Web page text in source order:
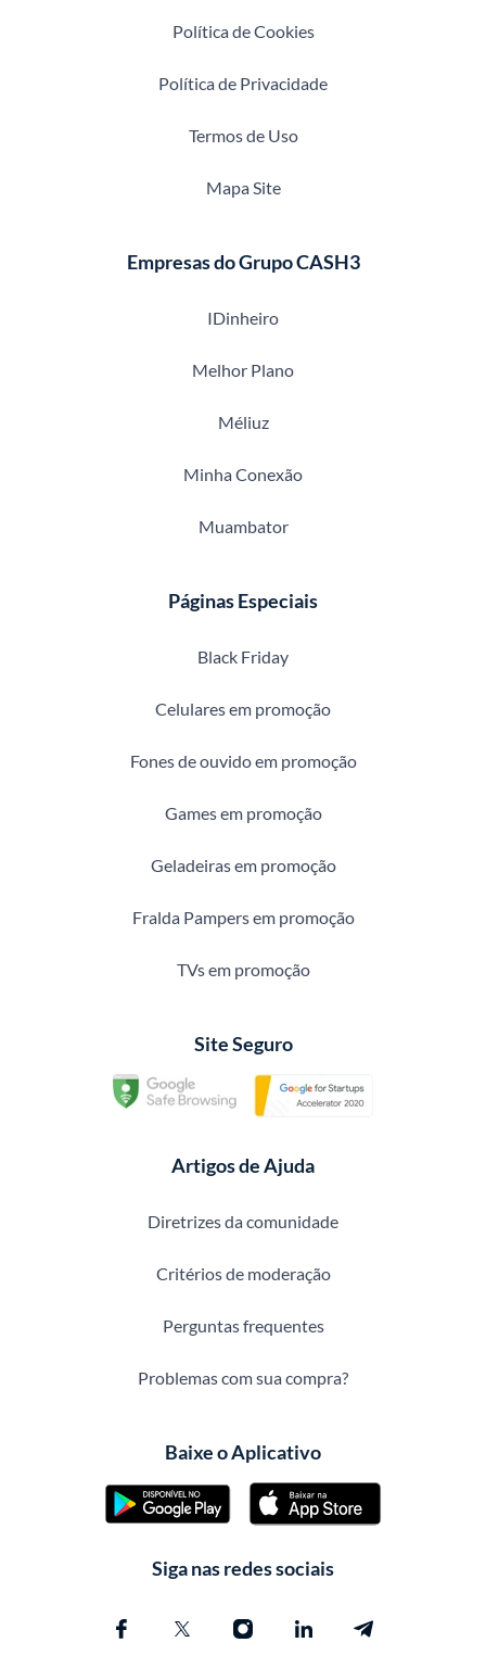
Política de Cookies
Política de Privacidade
Termos de Uso
Mapa Site
Empresas do Grupo CASH3
IDinheiro
Melhor Plano
Méliuz
Minha Conexão
Muambator
Páginas Especiais
Black Friday
Celulares em promoção
Fones de ouvido em promoção
Games em promoção
Geladeiras em promoção
Fralda Pampers em promoção
TVs em promoção
Site Seguro
Artigos de Ajuda
Diretrizes da comunidade
Critérios de moderação
Perguntas frequentes
Problemas com sua compra?
Baixe o Aplicativo
Siga nas redes sociais